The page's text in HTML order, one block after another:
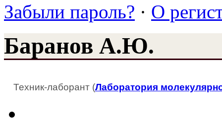
Забыли пароль? · О
Баранов А.Ю.
Техник-лаборант (Лаборатория